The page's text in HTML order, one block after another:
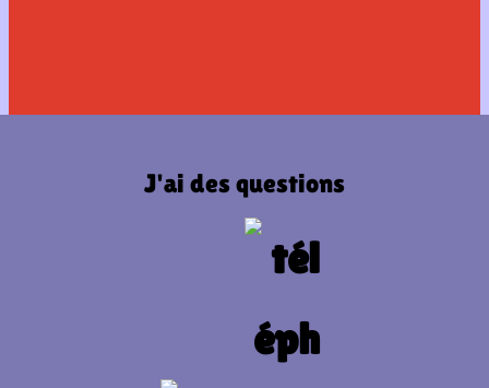
J'ai des questions